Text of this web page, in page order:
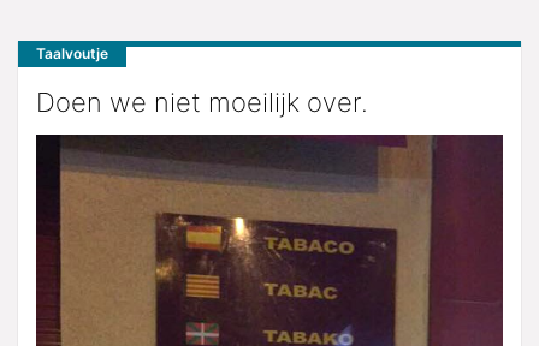
Taalvoutje
Doen we niet moeilijk over.